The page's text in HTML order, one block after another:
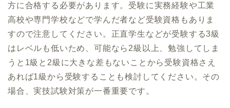
方に合格する必要があります。受験に実務経験や工業
高校や専門学校などで学んだ者など受験資格もありま
すので注意してください。正直学生などが受験する3級
はレベルも低いため、可能なら2級以上、勉強してしま
うと1級と2級に大きな差もないことから受験資格さえ
あれば1級から受験することも検討してください。その
場合、実技試験対策が一番重要です。